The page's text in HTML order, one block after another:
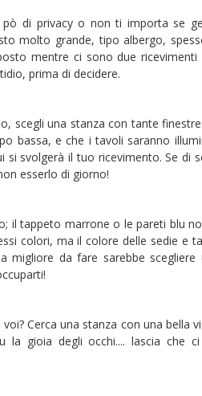
di privacy o non ti importa se
molto grande, tipo albergo,
mentre ci sono due ricevimenti
prima di decidere.
scegli una stanza con tante
bassa, e che i tavoli saranno
si svolgerà il tuo ricevimento. Se di
esserlo di giorno!
il tappeto marrone o le pareti blu
colori, ma il colore delle sedie e
migliore da fare sarebbe scegliere
Cerca una stanza con una bella
gioia degli occhi.... lascia che